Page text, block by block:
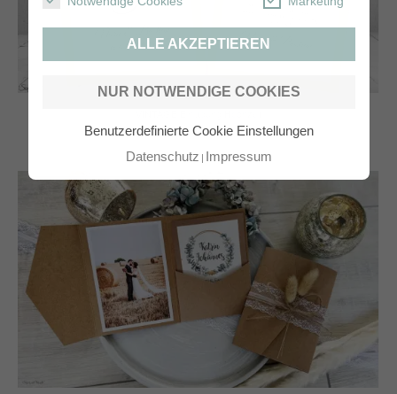
ALLE AKZEPTIEREN
NUR NOTWENDIGE COOKIES
Benutzerdefinierte Cookie Einstellungen
Datenschutz Impressum